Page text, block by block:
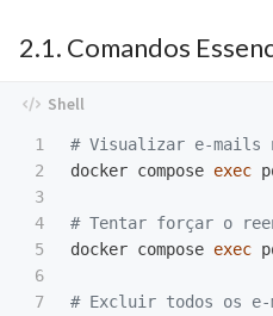
2.1. Comandos
1
2
3
4
5
6
7
# Visualizar e-mails
docker compose exec
# Tentar forçar o
docker compose exec
# Excluir todos os